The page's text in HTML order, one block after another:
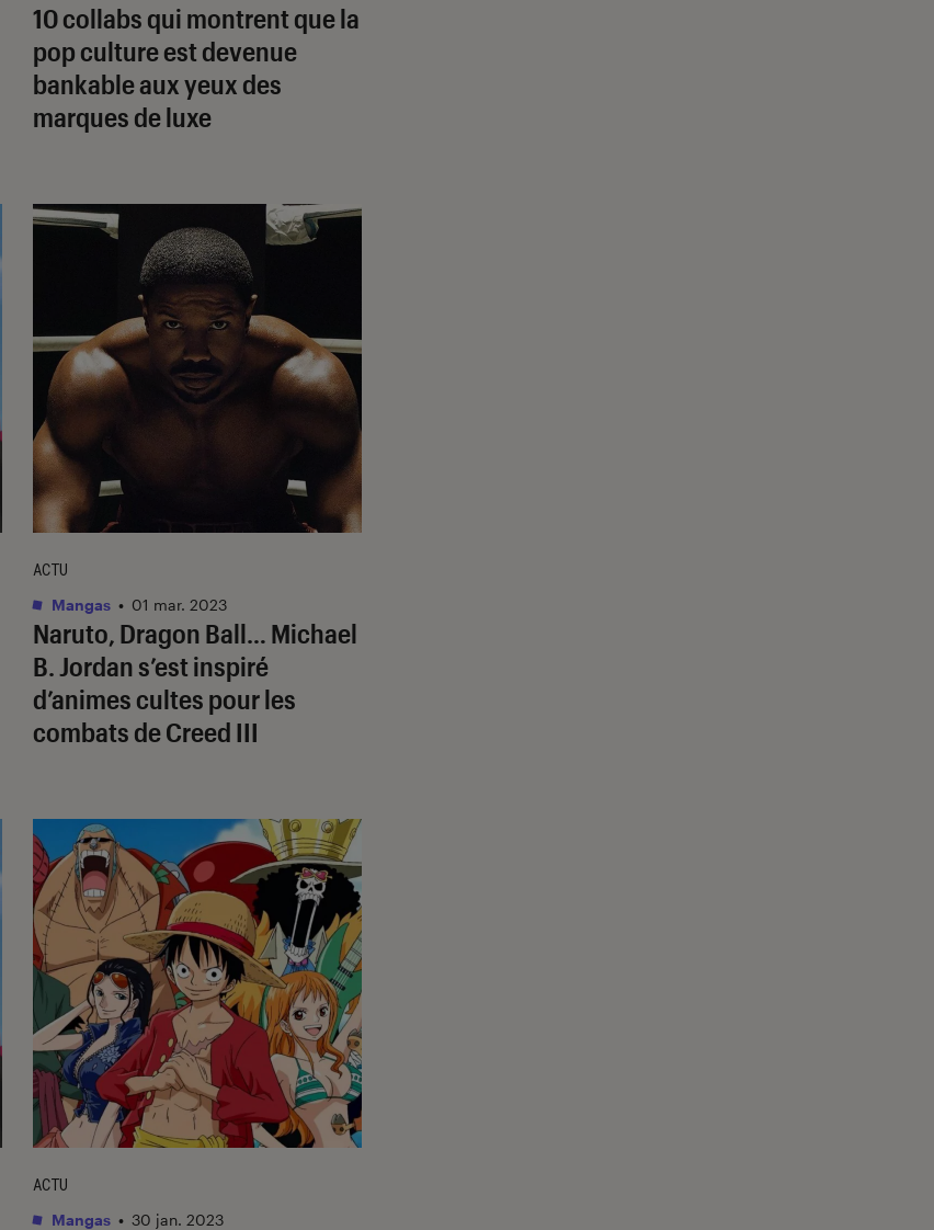
10 collabs qui montrent que la
pop culture est devenue
bankable aux yeux des
marques de luxe
Naruto, Dragon Ball… Michael
B. Jordan s’est inspiré
d’animes cultes pour les
combats deCreed III
ACTU
Mangas • 01 mar. 2023
ACTU
Mangas • 30 jan. 2023